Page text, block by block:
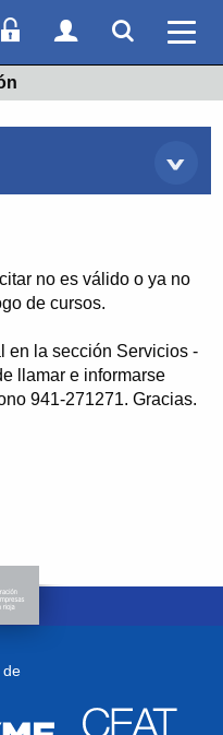
web
Acceso Socios
Acceso
no es válido o ya no
de cursos.
en la sección Servicios -
llamar e informarse
941-271271. Gracias.
de